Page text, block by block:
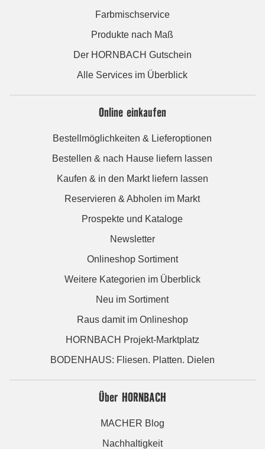
Farbmischservice
Produkte nach Maß
Der HORNBACH Gutschein
Alle Services im Überblick
Online einkaufen
Bestellmöglichkeiten & Lieferoptionen
Bestellen & nach Hause liefern lassen
Kaufen & in den Markt liefern lassen
Reservieren & Abholen im Markt
Prospekte und Kataloge
Newsletter
Onlineshop Sortiment
Weitere Kategorien im Überblick
Neu im Sortiment
Raus damit im Onlineshop
HORNBACH Projekt-Marktplatz
BODENHAUS: Fliesen. Platten. Dielen
Über HORNBACH
MACHER Blog
Nachhaltigkeit